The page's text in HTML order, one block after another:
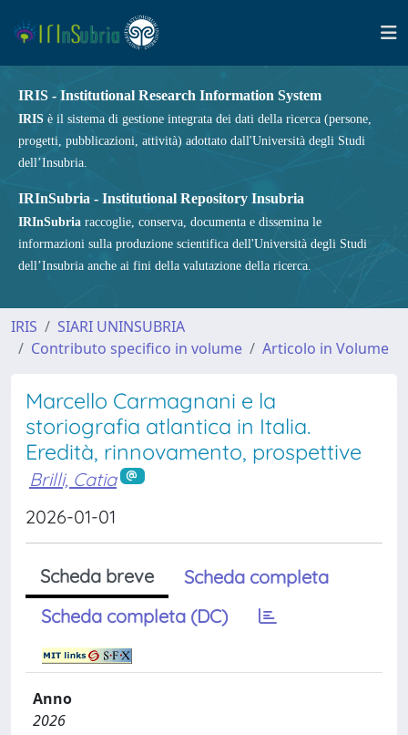
IRIS - Institutional Research Information System
IRIS è il sistema di gestione integrata dei dati della ricerca (persone,
progetti, pubblicazioni, attività) adottato dall'Università degli Studi
dell’Insubria.
IRInSubria - Institutional Repository Insubria
IRInSubria raccoglie, conserva, documenta e dissemina le
informazioni sulla produzione scientifica dell'Università degli Studi
dell’Insubria anche ai fini della valutazione della ricerca.
IRIS
SIARI UNINSUBRIA
Contributo specifico in volume
Articolo in Volume
Marcello Carmagnani e la
storiografia atlantica in Italia.
Eredità, rinnovamento, prospettive
Brilli, Catia
2026-01-01
Scheda breve
Scheda completa
Scheda completa (DC)
Anno
2026